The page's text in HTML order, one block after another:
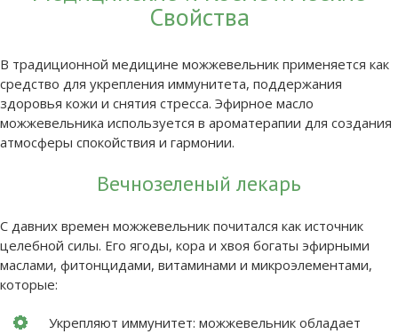
Свойства
В традиционной медицине можжевельник применяется как
средство для укрепления иммунитета, поддержания
здоровья кожи и снятия стресса. Эфирное масло
можжевельника используется в ароматерапии для создания
атмосферы спокойствия и гармонии.
Вечнозеленый лекарь
С давних времен можжевельник почитался как источник
целебной силы. Его ягоды, кора и хвоя богаты эфирными
маслами, фитонцидами, витаминами и микроэлементами,
которые:
Укрепляют иммунитет: можжевельник обладает